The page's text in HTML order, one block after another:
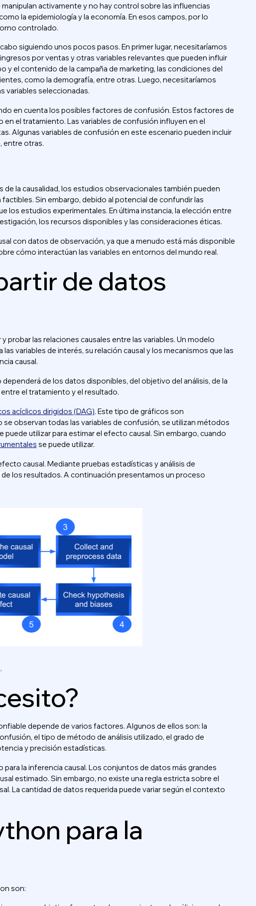
activamente y no hay control sobre las influencias
la epidemiología y la economía. En esos campos, por lo
controlado.
siguiendo unos pocos pasos. En primer lugar, necesitaríamos
por ventas y otras variables relevantes que pueden influir
y el contenido de la campaña de marketing, las condiciones del
como la demografía, entre otras. Luego, necesitaríamos
variables seleccionadas.
en cuenta los posibles factores de confusión. Estos factores de
el tratamiento. Las variables de confusión influyen en el
Algunas variables de confusión en este escenario pueden incluir
entre otras.
la causalidad, los estudios observacionales también pueden
Sin embargo, debido al potencial de confundir las
los estudios experimentales. En última instancia, la elección entre
los recursos disponibles y las consideraciones éticas.
con datos de observación, ya que a menudo está más disponible
cómo interactúan las variables en entornos del mundo real.
de datos
probar las relaciones causales entre las variables. Un modelo
variables de interés, su relación causal y los mecanismos que las
causal.
de los datos disponibles, del objetivo del análisis, de la
el tratamiento y el resultado.
acíclicos dirigidos (DAG). Este tipo de gráficos son
observan todas las variables de confusión, se utilizan métodos
puede utilizar para estimar el efecto causal. Sin embargo, cuando
se puede utilizar.
causal. Mediante pruebas estadísticas y análisis de
los resultados. A continuación presentamos un proceso
depende de varios factores. Algunos de ellos son: la
el tipo de método de análisis utilizado, el grado de
y precisión estadísticas.
la inferencia causal. Los conjuntos de datos más grandes
estimado. Sin embargo, no existe una regla estricta sobre el
La cantidad de datos requerida puede variar según el contexto
para la
son: